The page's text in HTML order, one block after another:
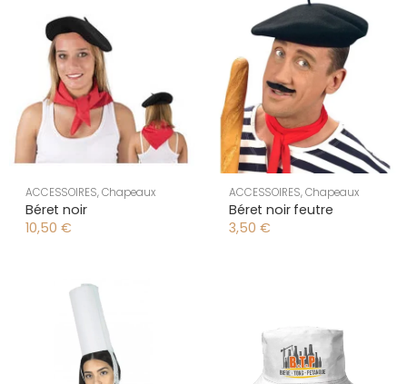
ACCESSOIRES,Chapeaux
Béret noir
10,50 €
ACCESSOIRES,Chapeaux
Béret noir feutre
3,50 €